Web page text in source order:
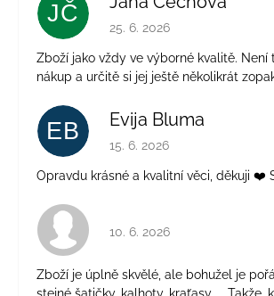
JČ Hodnocení obchodu je 5 z 5
25. 6. 2026
Zboží jako vždy ve výborné kvalitě. Není
nákup a určitě si jej ještě několikrát
EB Evija Bluma
Hodnocení obchodu je 5 z 5
15. 6. 2026
Opravdu krásné a kvalitní věci, děkuji ❤️
Hodnocení obchodu je 4 z 5
10. 6. 2026
Zboží je úplně skvělé, ale bohužel je